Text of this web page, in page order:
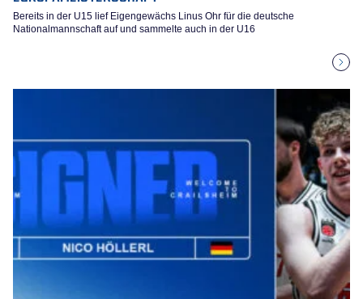
Bereits in der U15 lief Eigengewächs Linus Ohr für die deutsche
Nationalmannschaft auf und sammelte auch in der U16